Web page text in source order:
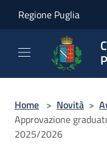
Regione Puglia
Home > Novità >
Approvazione
2025/2026